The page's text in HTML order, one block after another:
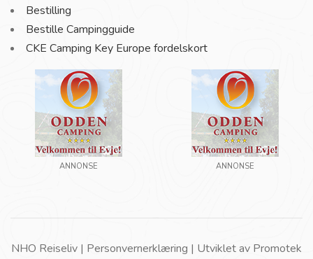
Bestilling
Bestille Campingguide
CKE Camping Key Europe fordelskort
ANNONSE ANNONSE
NHO Reiseliv | Personvernerklæring | Utviklet av Promotek